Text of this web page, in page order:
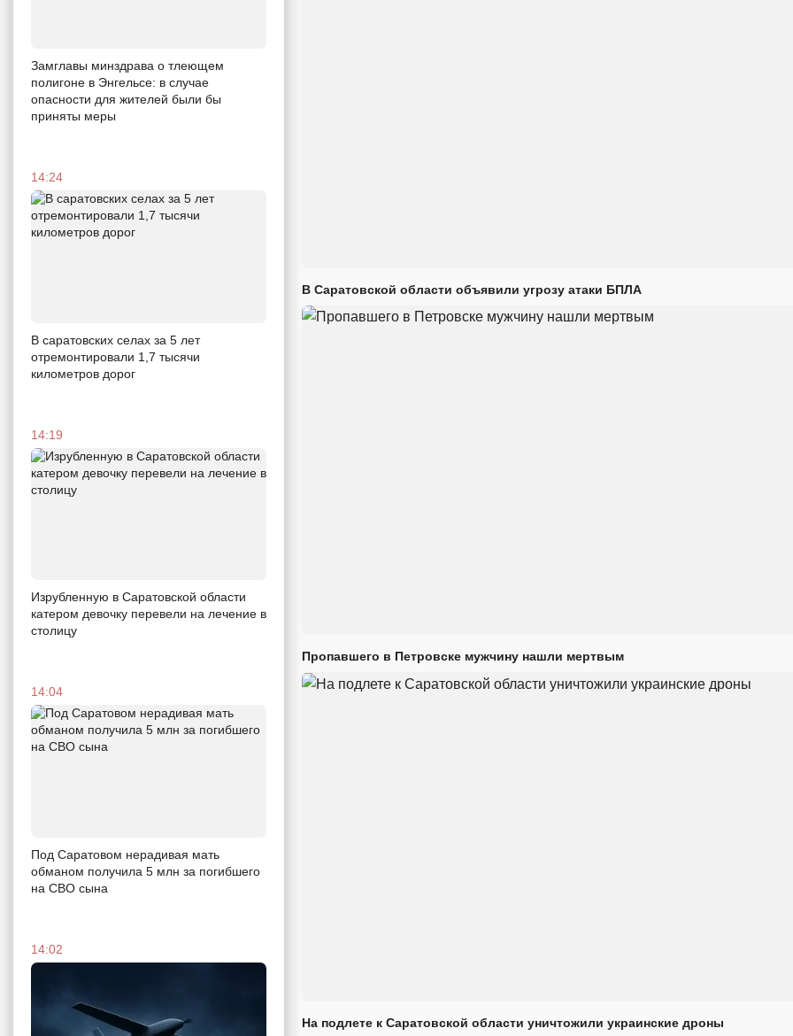
Замглавы минздрава о тлеющем
полигоне в Энгельсе: в случае
опасности для жителей были бы
приняты меры
14:24
В саратовских селах за 5 лет
отремонтировали 1,7 тысячи
километров дорог
14:19
Изрубленную в Саратовской области
катером девочку перевели на лечение в
столицу
14:04
Под Саратовом нерадивая мать
обманом получила 5 млн за погибшего
на СВО сына
14:02
В Саратовской области объявили угрозу атаки БПЛА
Пропавшего в Петровске мужчину нашли мертвым
На подлете к Саратовской области уничтожили украинские дроны